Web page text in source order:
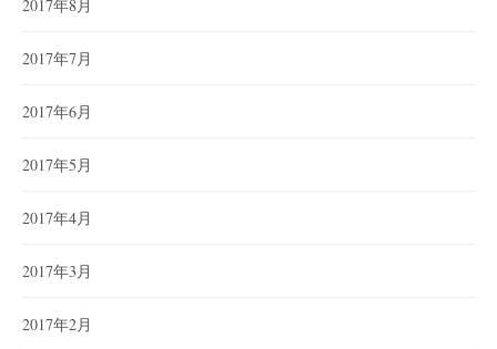
2017年8月
2017年7月
2017年6月
2017年5月
2017年4月
2017年3月
2017年2月